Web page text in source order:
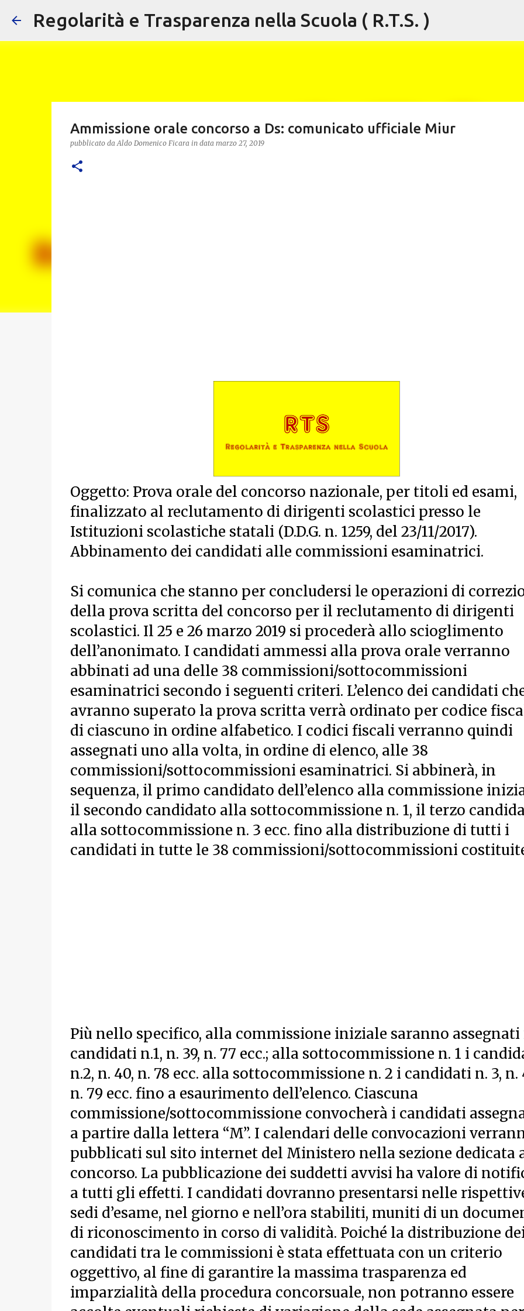
Passa ai contenuti principali
Regolarità e Trasparenza nella Scuola ( R.T.S. )
Ammissione orale concorso a Ds: comunicato ufficiale Miur
pubblicato daAldo Domenico Ficara in data marzo 27, 2019
Oggetto: Prova orale del concorso nazionale, per titoli ed esami,
finalizzato al reclutamento di dirigenti scolastici presso le
Istituzioni scolastiche statali (D.D.G. n. 1259, del 23/11/2017).
Abbinamento dei candidati alle commissioni esaminatrici.
Si comunica che stanno per concludersi le operazioni di
della prova scritta del concorso per il reclutamento di dirigenti
scolastici. Il 25 e 26 marzo 2019 si procederà allo scioglimento
dell’anonimato. I candidati ammessi alla prova orale verranno
abbinati ad una delle 38 commissioni/sottocommissioni
esaminatrici secondo i seguenti criteri. L’elenco dei candidati
avranno superato la prova scritta verrà ordinato per codice
di ciascuno in ordine alfabetico. I codici fiscali verranno quindi
assegnati uno alla volta, in ordine di elenco, alle 38
commissioni/sottocommissioni esaminatrici. Si abbinerà, in
sequenza, il primo candidato dell’elenco alla commissione
il secondo candidato alla sottocommissione n. 1, il terzo
alla sottocommissione n. 3 ecc. fino alla distribuzione di tutti i
candidati in tutte le 38 commissioni/sottocommissioni
Più nello specifico, alla commissione iniziale saranno assegnati
candidati n.1, n. 39, n. 77 ecc.; alla sottocommissione n. 1 i
n.2, n. 40, n. 78 ecc. alla sottocommissione n. 2 i candidati n. 3, n.
n. 79 ecc. fino a esaurimento dell’elenco. Ciascuna
commissione/sottocommissione convocherà i candidati
a partire dalla lettera “M”. I calendari delle convocazioni
pubblicati sul sito internet del Ministero nella sezione dedicata
concorso. La pubblicazione dei suddetti avvisi ha valore di
a tutti gli effetti. I candidati dovranno presentarsi nelle
sedi d’esame, nel giorno e nell’ora stabiliti, muniti di un
di riconoscimento in corso di validità. Poiché la distribuzione
candidati tra le commissioni è stata effettuata con un criterio
oggettivo, al fine di garantire la massima trasparenza ed
imparzialità della procedura concorsuale, non potranno essere